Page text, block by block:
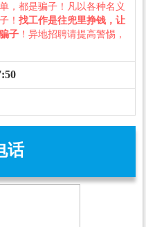
，都是骗子！凡以各种名义
！ 找工作是往兜里挣钱，让
子 ！异地招聘请提高警惕，
话